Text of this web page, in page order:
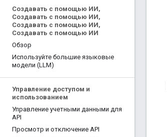
Создавать с помощью ИИ,
Создавать с помощью ИИ,
Создавать с помощью ИИ,
Создавать с помощью ИИ
Обзор
Используйте большие языковые
модели (LLM)
Управление доступом и
использованием
Управление учетными данными для
API
Просмотр и отключение API